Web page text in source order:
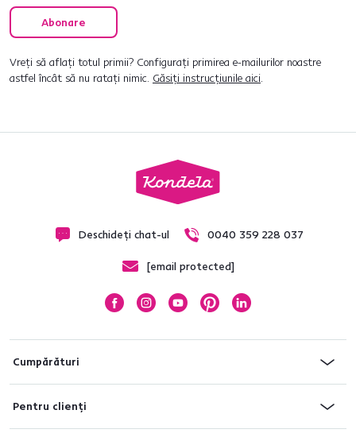
Abonare
Vreți să aflați totul primii? Configurați primirea e-mailurilor noastre
astfel încât să nu ratați nimic. Găsiți instrucțiunile aici.
Deschideți chat-ul 0040 359 228 037
[email protected]
Cumpărături
Pentru clienți